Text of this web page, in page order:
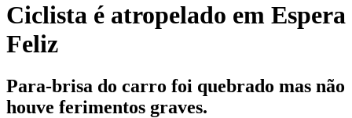
Ciclista é atropelado em Espera
Feliz
Para-brisa do carro foi quebrado mas não
houve ferimentos graves.